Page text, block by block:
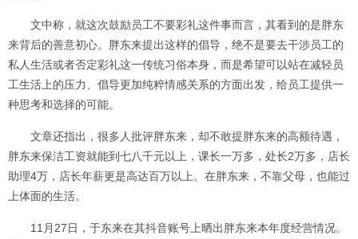
文中称，就这次鼓励员工不要彩礼这件事而言，其看到的是胖东
来背后的善意初心。胖东来提出这样的倡导，绝不是要去干涉员工的
私人生活或者否定彩礼这一传统习俗本身，而是希望可以站在减轻员
工生活上的压力、倡导更加纯粹情感关系的方面出发，给员工提供一
种思考和选择的可能。
文章还指出，很多人批评胖东来，却不敢提胖东来的高额待遇，
胖东来保洁工资就能到七八千元以上，课长一万多，处长2万多，店长
助理4万，店长年薪更是高达百万以上。在胖东来，不靠父母，也能过
上体面的生活。
11月27日，于东来在其抖音账号上晒出胖东来本年度经营情况。